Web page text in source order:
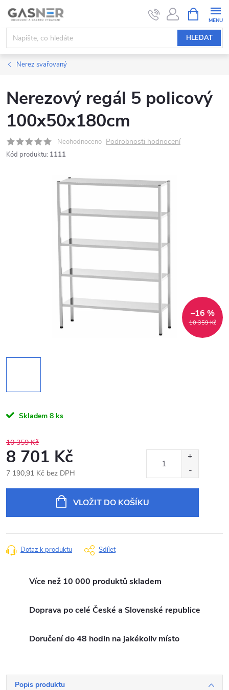
Přejít
obsah
HLEDAT
NÁKUPNÍ
KOŠÍK
Nerez svařovaný
Nerezový regál 5 policový
100x50x180cm
Neohodnoceno Podrobnosti hodnocení
Kód produktu: 1111
10 359 Kč
–16 %
Skladem 8 ks
10 359 Kč
8 701 Kč
7 190,91 Kč bez DPH
VLOŽIT DO KOŠÍKU
Dotaz k produktu Sdílet
Více než 10 000 produktů skladem
Doprava po celé České a Slovenské republice
Doručení do 48 hodin na jakékoliv místo
Popis produktu